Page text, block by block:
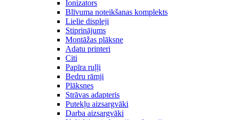
Ionizators
Blīvuma noteikšanas komplekts
Lielie displeji
Stiprinājums
Montāžas plāksne
Adatu printeri
Citi
Papīra ruļļi
Bedru rāmji
Plāksnes
Strāvas adapteris
Putekļu aizsargvāki
Darba aizsargvāki